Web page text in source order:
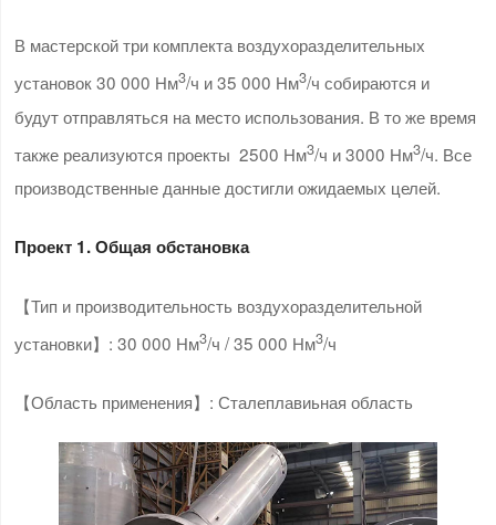
В мастерской три комплекта воздухоразделительных
установок 30 000 Нм3/ч и 35 000 Нм3/ч собираются и
будут отправляться на место использования. В то же время
также реализуются проекты 2500 Нм3/ч и 3000 Нм3/ч. Все
производственные данные достигли ожидаемых целей.
Проект 1. Общая обстановка
【Тип и производительность воздухоразделительной
установки】: 30 000 Нм3/ч / 35 000 Нм3/ч
【Область применения】: Сталеплавиьная область